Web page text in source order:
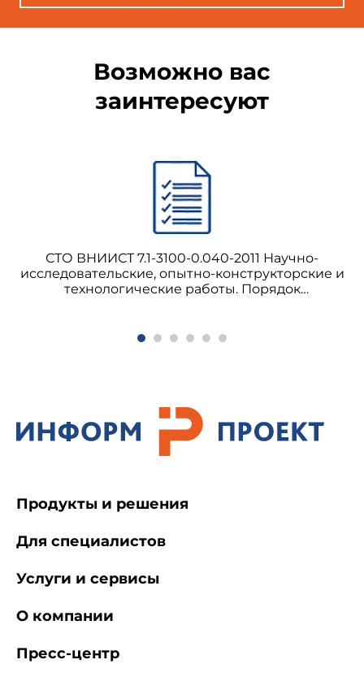
Возможно вас
заинтересуют
СТО ВНИИСТ 7.1-3100-0.040-2011 Научно-
исследовательские, опытно-конструкторские и
технологические работы. Порядок
Продукты и решения
Для специалистов
Услуги и сервисы
О компании
Пресс-центр